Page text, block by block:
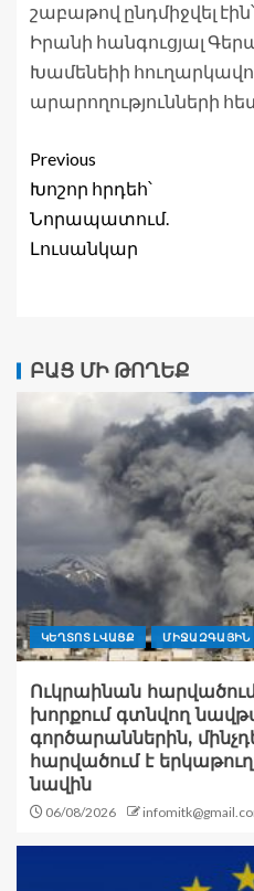
շաբաթով ընդմիջվել
Իրանի հանգուցյալ
Խամենեիի
արարողությունների
Previous
Խոշոր հրդեհ՝
Նորապատում.
Լուսանկար
ԲԱՑ ՄԻ ԹՈՂԵՔ
ԿԵՂՏՈՏ ԼՎԱՑՔ ՄԻՋԱԶԳԱՅԻՆ
Ուկրաինան
խորքում գտնվող
գործարաններին,
հարվածում է
նավին
06/08/2026